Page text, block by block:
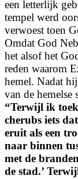
een letterlijk
tempel werd
verwoest toen
Omdat God
het alsof het
reden waarom
hemel. Nadat
van de hemelse
“Terwijl ik
cherubs iets
eruit als een
naar binnen
met de
de stad.’